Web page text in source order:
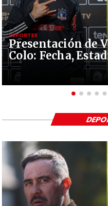
Presentación de
Colo: Fecha,
DEPORTES